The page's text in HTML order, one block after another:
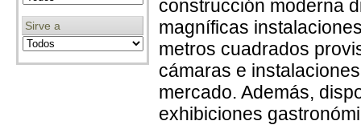
Sirve a
construcción moderna
magníficas
metros cuadrados
cámaras e
mercado. Además,
exhibiciones